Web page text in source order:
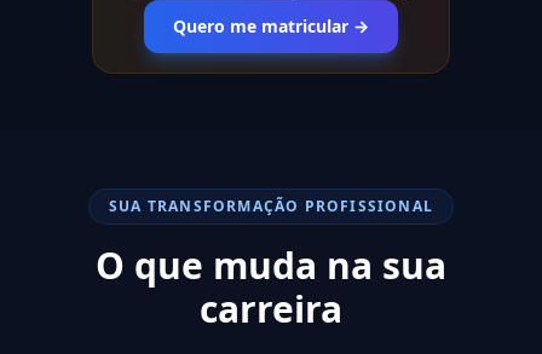
Quero me matricular →
SUA TRANSFORMAÇÃO PROFISSIONAL
O que muda na sua
carreira